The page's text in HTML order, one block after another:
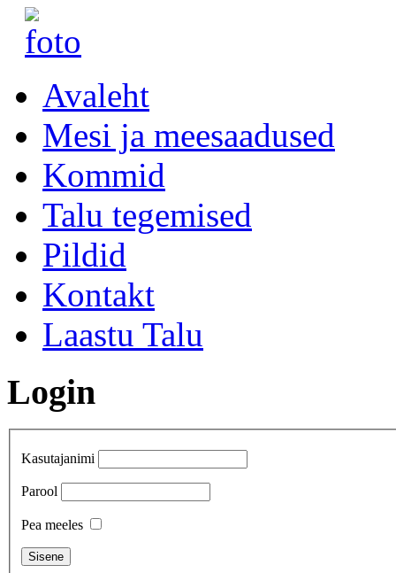
Avaleht
Mesi ja meesaadused
Kommid
Talu tegemised
Pildid
Kontakt
Laastu Talu
Login
Kasutajanimi
Parool
Pea meeles